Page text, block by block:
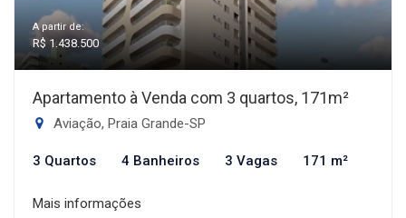
A partir de:
R$ 1.438.500
Apartamento à Venda com 3 quartos, 171m²
Aviação, Praia Grande-SP
3 Quartos 4 Banheiros 3 Vagas 171 m²
Mais informações